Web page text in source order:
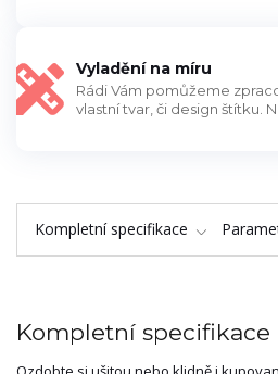
Vyladění na míru
Rádi Vám pomůžeme
vlastní tvar, či design štítku.
Kompletní specifikace
Kompletní specifikace